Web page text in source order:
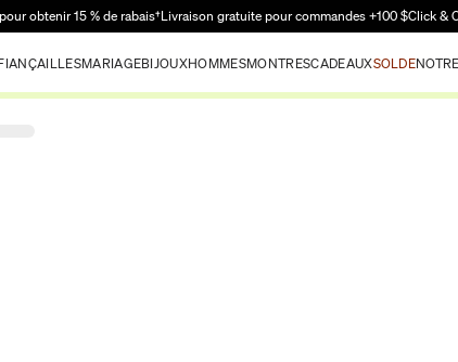
Passer au contenu principal
obtenir 15 % de rabais†Livraison gratuite pour commandes +100 $Click &
MARIAGEBIJOUXHOMMESMONTRESCADEAUXSOLDE